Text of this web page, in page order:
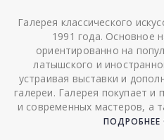
Галерея классического
1991 года. Основное
ориентированно на
латышского и
устраивая выставки и
галереи. Галерея покупает
и современных мастеров, а
ПОДРОБНЕЕ